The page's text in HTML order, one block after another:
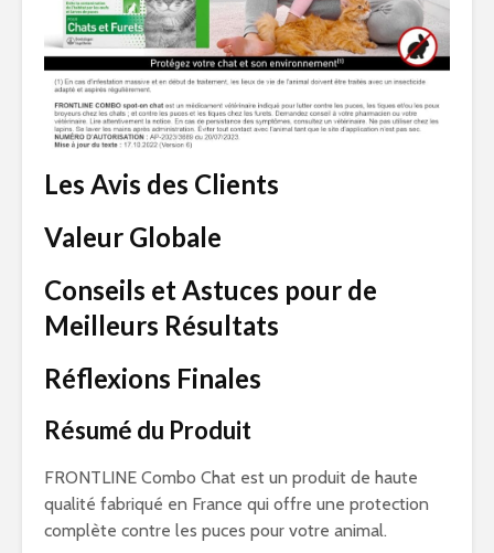
Les Avis des Clients
Valeur Globale
Conseils et Astuces pour de
Meilleurs Résultats
Réflexions Finales
Résumé du Produit
FRONTLINE Combo Chat est un produit de haute
qualité fabriqué en France qui offre une protection
complète contre les puces pour votre animal.